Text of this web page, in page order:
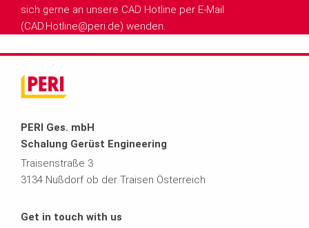
sich gerne an unsere CAD Hotline per E-Mail
(CAD.Hotline@peri.de) wenden.
PERI Ges. mbH
Schalung Gerüst Engineering
Traisenstraße 3
3134 Nußdorf ob der Traisen Österreich
Get in touch with us